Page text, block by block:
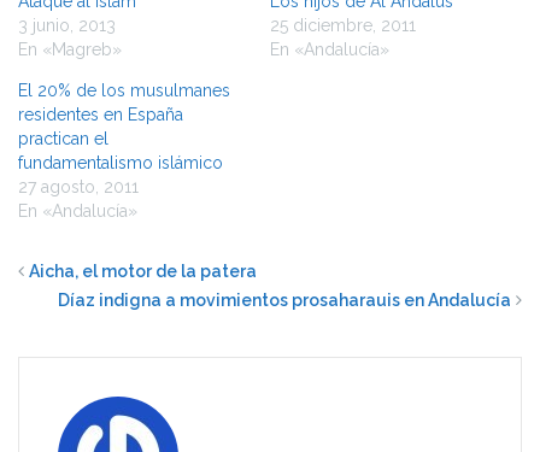
3 junio, 2013
En «Magreb»
25 diciembre, 2011
En «Andalucía»
El 20% de los musulmanes
residentes en España
practican el
fundamentalismo islámico
27 agosto, 2011
En «Andalucía»
Aicha, el motor de la patera
Díaz indigna a movimientos prosaharauis en Andalucía